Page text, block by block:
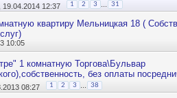
, 19.04.2014 12:37 1 2 3 31
квартиру Мельницкая 18 (
10:05
1 комнатную Торгова\Бульвар
без оплаты
08:27 1 2 3 38